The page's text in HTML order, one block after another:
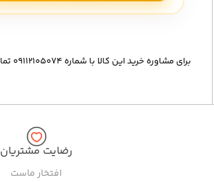
برای مشاوره خرید این کالا با شماره 09112105074 تماس بگیرید.
رضایت مشتریان
افتخار ماست